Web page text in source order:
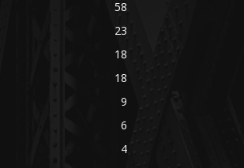
58
23
18
18
9
6
4